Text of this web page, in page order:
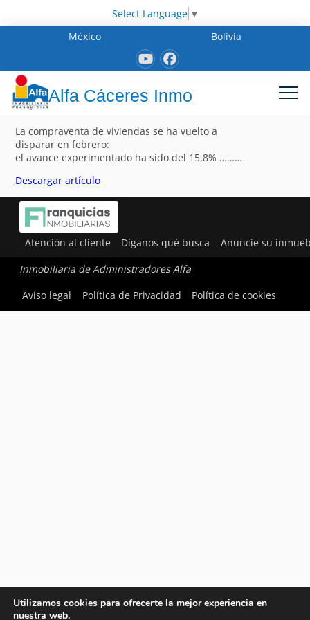
Select Language ▼
México
Bolivia
Alfa Cáceres Inmo
La compraventa de viviendas se ha vuelto a
disparar en febrero:
el avance experimentado ha sido del 15,8% ………
Descargar artículo
Atención al cliente Díganos qué busca Anuncie su
Inmobiliaria de Administradores Alfa
Aviso legal
Política de Privacidad Política de cookies
Utilizamos cookies para ofrecerte la mejor experiencia en
nuestra web.